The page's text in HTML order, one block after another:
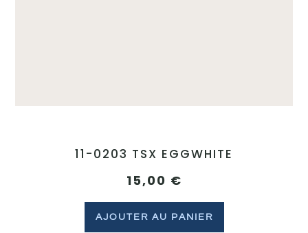
11-0203 TSX EGGWHITE
15,00 €
AJOUTER AU PANIER